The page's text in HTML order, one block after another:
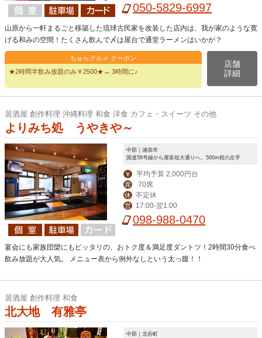
メン屋(LO 24:00)
050-5829-6997
山原から一軒まるごと移築した琉球古民家を改装した店内は、我が家のような寛
げる和みの空間！たくさん飲んで〆は屋台で通堂ラーメンはいかが？
ちゅらグルメ クーポン
★2時間半飲み放題のみ￥2500★→ 3時間に♪
店舗
詳細
居酒屋 創作料理 沖縄料理 和食 洋食 カフェ・スイーツ その他
よりみち処 うやきや～
中部｜浦添市
国道58号線から屋富祖大通りへ。500m程の左手
￥ 平均予算 2,000円台
席 70席
休 不定休
営 17:00-翌1:00
098-988-0470
宴会にも家族団欒にもピッタリの、おトク度＆満足度ダントツ！2時間30分食べ
飲み放題が大人気。 メニュー表から例外なしという太っ腹！！
居酒屋 創作料理 和食
北大地 有雅亭
中部｜北谷町